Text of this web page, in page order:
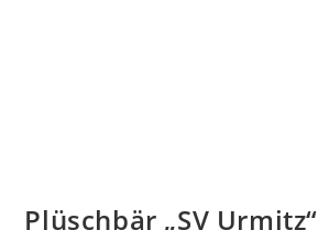
Plüschbär „SV Urmitz“